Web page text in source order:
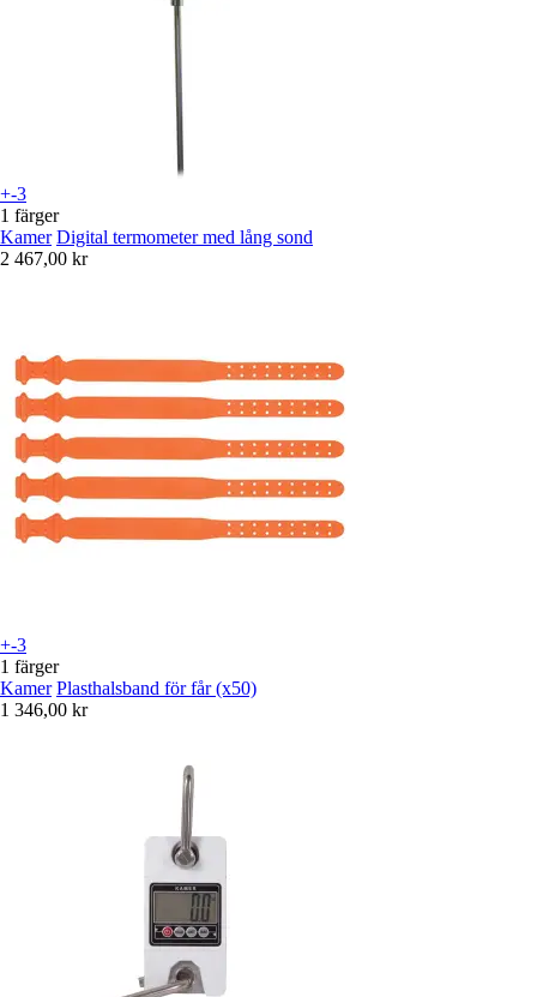
+-3
1 färger
Kamer Digital termometer med lång sond
2 467,00 kr
+-3
1 färger
Kamer Plasthalsband för får (x50)
1 346,00 kr